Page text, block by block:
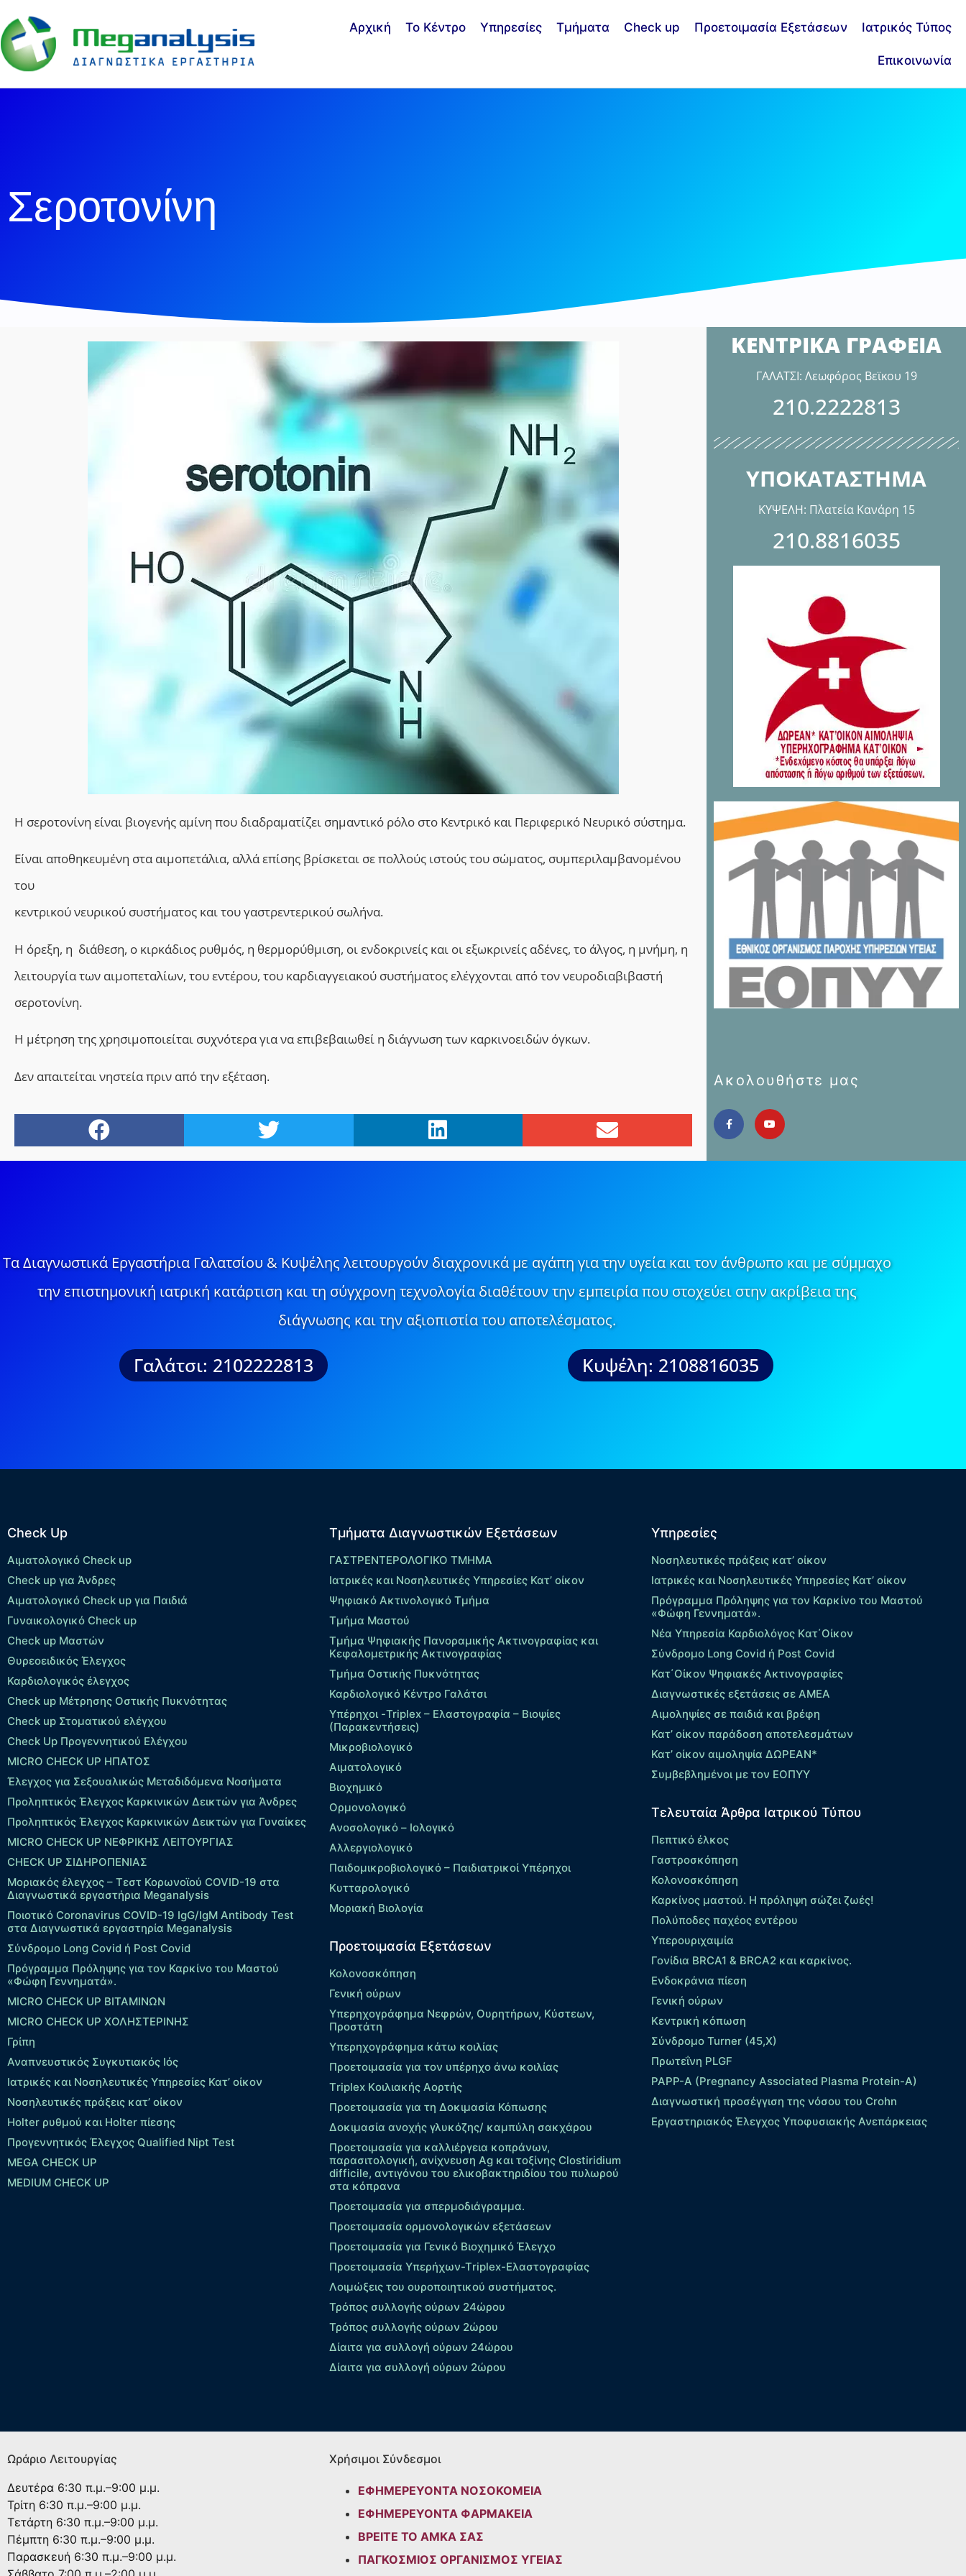
Αρχική Το Κέντρο Υπηρεσίες Τμήματα Check up Προετοιμασία Εξετάσεων Ιατρικός Τύπος
Επικοινωνία
Σεροτονίνη
Η σεροτονίνη είναι βιογενής αμίνη που διαδραματίζει σημαντικό ρόλο στο Κεντρικό και Περιφερικό Νευρικό σύστημα.
Είναι αποθηκευμένη στα αιμοπετάλια, αλλά επίσης βρίσκεται σε πολλούς ιστούς του σώματος, συμπεριλαμβανομένου
του
κεντρικού νευρικού συστήματος και του γαστρεντερικού σωλήνα.
Η όρεξη, η διάθεση, ο κιρκάδιος ρυθμός, η θερμορύθμιση, οι ενδοκρινείς και οι εξωκρινείς αδένες, το άλγος, η μνήμη, η
λειτουργία των αιμοπεταλίων, του εντέρου, του καρδιαγγειακού συστήματος ελέγχονται από τον νευροδιαβιβαστή
σεροτονίνη.
Η μέτρηση της χρησιμοποιείται συχνότερα για να επιβεβαιωθεί η διάγνωση των καρκινοειδών όγκων.
Δεν απαιτείται νηστεία πριν από την εξέταση.
ΚΕΝΤΡΙΚΑ ΓΡΑΦΕΙΑ
ΓΑΛΑΤΣΙ: Λεωφόρος Βεϊκου 19
210.2222813
ΥΠΟΚΑΤΑΣΤΗΜΑ
ΚΥΨΕΛΗ: Πλατεία Κανάρη 15
210.8816035
Ακολουθήστε μας
Τα Διαγνωστικά Εργαστήρια Γαλατσίου & Κυψέλης λειτουργούν διαχρονικά με αγάπη για την υγεία και τον άνθρωπο και με σύμμαχο
την επιστημονική ιατρική κατάρτιση και τη σύγχρονη τεχνολογία διαθέτουν την εμπειρία που στοχεύει στην ακρίβεια της
διάγνωσης και την αξιοπιστία του αποτελέσματος.
Γαλάτσι: 2102222813 Κυψέλη: 2108816035
Check Up
Αιματολογικό Check up
Check up για Άνδρες
Αιματολογικό Check up για Παιδιά
Γυναικολογικό Check up
Check up Μαστών
Θυρεοειδικός Έλεγχος
Καρδιολογικός έλεγχος
Check up Mέτρησης Οστικής Πυκνότητας
Check up Στοματικού ελέγχου
Check Up Προγεννητικού Ελέγχου
MICRO CHECK UP HΠΑΤΟΣ
Έλεγχος για Σεξουαλικώς Μεταδιδόμενα Νοσήματα
Προληπτικός Έλεγχος Καρκινικών Δεικτών για Άνδρες
Προληπτικός Έλεγχος Καρκινικών Δεικτών για Γυναίκες
MICRO CHECK UP ΝΕΦΡΙΚΗΣ ΛΕΙΤΟΥΡΓΙΑΣ
CHECK UP ΣΙΔΗΡΟΠΕΝΙΑΣ
Μοριακός έλεγχος – Τεστ Κορωνοϊού COVID-19 στα
Διαγνωστικά εργαστήρια Meganalysis
Ποιοτικό Coronavirus COVID-19 IgG/IgM Antibody Test
στα Διαγνωστικά εργαστηρία Meganalysis
Σύνδρομο Long Covid ή Post Covid
Πρόγραμμα Πρόληψης για τον Καρκίνο του Μαστού
«Φώφη Γεννηματά».
MICRO CHECK UP ΒΙΤΑΜΙΝΩΝ
MICRO CHECK UP ΧΟΛΗΣΤΕΡΙΝΗΣ
Γρίπη
Αναπνευστικός Συγκυτιακός Ιός
Ιατρικές και Νοσηλευτικές Υπηρεσίες Κατ’ οίκον
Νοσηλευτικές πράξεις κατ’ οίκον
Holter ρυθμού και Holter πίεσης
Προγεννητικός Έλεγχος Qualified Nipt Test
MEGA CHECK UP
MEDIUM CHECK UP
Τμήματα Διαγνωστικών Εξετάσεων
ΓΑΣΤΡΕΝΤΕΡΟΛΟΓΙΚΟ ΤΜΗΜΑ
Ιατρικές και Νοσηλευτικές Υπηρεσίες Κατ’ οίκον
Ψηφιακό Ακτινολογικό Τμήμα
Τμήμα Μαστού
Τμήμα Ψηφιακής Πανοραμικής Ακτινογραφίας και
Κεφαλομετρικής Ακτινογραφίας
Τμήμα Οστικής Πυκνότητας
Καρδιολογικό Κέντρο Γαλάτσι
Υπέρηχοι -Triplex – Eλαστογραφία – Βιοψίες
(Παρακεντήσεις)
Μικροβιολογικό
Αιματολογικό
Βιοχημικό
Ορμονολογικό
Ανοσολογικό – Ιολογικό
Αλλεργιολογικό
Παιδομικροβιολογικό – Παιδιατρικοί Υπέρηχοι
Κυτταρολογικό
Μοριακή Βιολογία
Προετοιμασία Εξετάσεων
Κολονοσκόπηση
Γενική ούρων
Υπερηχογράφημα Νεφρών, Ουρητήρων, Κύστεων,
Προστάτη
Υπερηχογράφημα κάτω κοιλίας
Προετοιμασία για τον υπέρηχο άνω κοιλίας
Τriplex Kοιλιακής Αορτής
Προετοιμασία για τη Δοκιμασία Κόπωσης
Δοκιμασία ανοχής γλυκόζης/ καμπύλη σακχάρου
Προετοιμασία για καλλιέργεια κοπράνων,
παρασιτολογική, ανίχνευση Ag και τοξίνης Clostiridium
difficile, αντιγόνου του ελικοβακτηριδίου του πυλωρού
στα κόπρανα
Προετοιμασία για σπερμοδιάγραμμα.
Προετοιμασία ορμονολογικών εξετάσεων
Προετοιμασία για Γενικό Βιοχημικό Έλεγχο
Προετοιμασία Υπερήχων-Τriplex-Ελαστογραφίας
Λοιμώξεις του ουροποιητικού συστήματος.
Τρόπος συλλογής ούρων 24ώρου
Τρόπος συλλογής ούρων 2ώρου
Δίαιτα για συλλογή ούρων 24ώρου
Δίαιτα για συλλογή ούρων 2ώρου
Υπηρεσίες
Νοσηλευτικές πράξεις κατ’ οίκον
Ιατρικές και Νοσηλευτικές Υπηρεσίες Κατ’ οίκον
Πρόγραμμα Πρόληψης για τον Καρκίνο του Μαστού
«Φώφη Γεννηματά».
Νέα Υπηρεσία Καρδιολόγος Kατ΄Οίκον
Σύνδρομο Long Covid ή Post Covid
Κατ΄Οίκον Ψηφιακές Ακτινογραφίες
Διαγνωστικές εξετάσεις σε ΑΜΕΑ
Αιμοληψίες σε παιδιά και βρέφη
Κατ’ οίκον παράδοση αποτελεσμάτων
Κατ’ οίκον αιμοληψία ΔΩΡΕΑΝ*
Συμβεβλημένοι με τον ΕΟΠΥΥ
Τελευταία Άρθρα Ιατρικού Τύπου
Πεπτικό έλκος
Γαστροσκόπηση
Κολονοσκόπηση
Καρκίνος μαστού. Η πρόληψη σώζει ζωές!
Πολύποδες παχέος εντέρου
Yπερουριχαιμία
Γονίδια BRCA1 & BRCA2 και καρκίνος.
Ενδοκράνια πίεση
Γενική ούρων
Κεντρική κόπωση
Σύνδρομο Turner (45,X)
Πρωτεΐνη PLGF
PAPP-A (Pregnancy Associated Plasma Protein-A)
Διαγνωστική προσέγγιση της νόσου του Crohn
Εργαστηριακός Έλεγχος Υποφυσιακής Ανεπάρκειας
Ωράριο Λειτουργίας
Δευτέρα 6:30 π.μ.–9:00 μ.μ.
Τρίτη 6:30 π.μ.–9:00 μ.μ.
Τετάρτη 6:30 π.μ.–9:00 μ.μ.
Πέμπτη 6:30 π.μ.–9:00 μ.μ.
Παρασκευή 6:30 π.μ.–9:00 μ.μ.
Χρήσιμοι Σύνδεσμοι
ΕΦΗΜΕΡΕΥΟΝΤΑ ΝΟΣΟΚΟΜΕΙΑ
ΕΦΗΜΕΡΕΥΟΝΤΑ ΦΑΡΜΑΚΕΙΑ
ΒΡΕΙΤΕ ΤΟ ΑΜΚΑ ΣΑΣ
ΠΑΓΚΟΣΜΙΟΣ ΟΡΓΑΝΙΣΜΟΣ ΥΓΕΙΑΣ